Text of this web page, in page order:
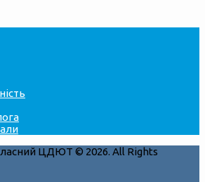
ЦДЮТ © 2026. All Rights